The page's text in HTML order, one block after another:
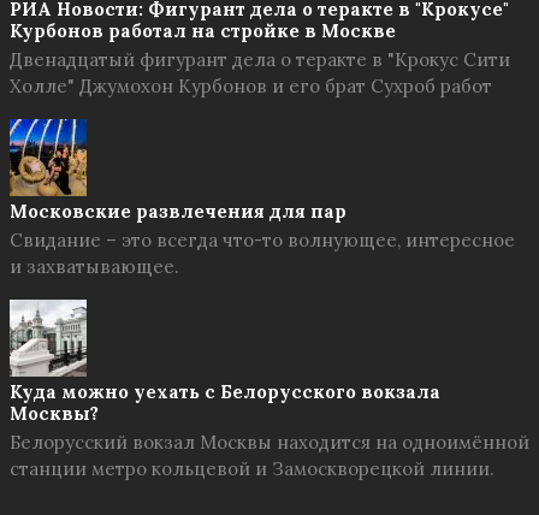
РИА Новости: Фигурант дела о теракте в "Крокусе"
Курбонов работал на стройке в Москве
Двенадцатый фигурант дела о теракте в "Крокус Сити
Холле" Джумохон Курбонов и его брат Сухроб работ
Московские развлечения для пар
Свидание – это всегда что-то волнующее, интересное
и захватывающее.
Куда можно уехать с Белорусского вокзала
Москвы?
Белорусский вокзал Москвы находится на одноимённой
станции метро кольцевой и Замоскворецкой линии.